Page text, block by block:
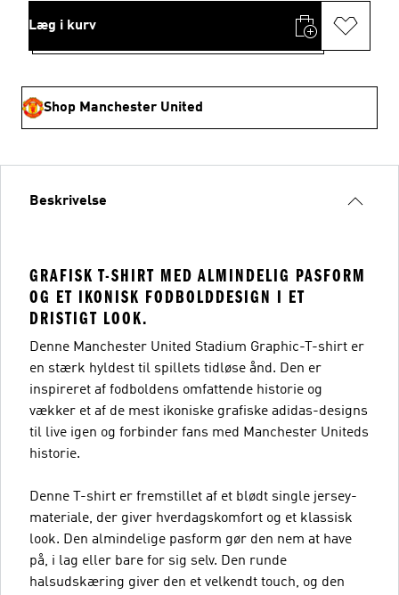
Læg i kurv
Shop Manchester United
Beskrivelse
GRAFISK T-SHIRT MED ALMINDELIG PASFORM
OG ET IKONISK FODBOLDDESIGN I ET
DRISTIGT LOOK.
Denne Manchester United Stadium Graphic-T-shirt er
en stærk hyldest til spillets tidløse ånd. Den er
inspireret af fodboldens omfattende historie og
vækker et af de mest ikoniske grafiske adidas-designs
til live igen og forbinder fans med Manchester Uniteds
historie.
Denne T-shirt er fremstillet af et blødt single jersey-
materiale, der giver hverdagskomfort og et klassisk
look. Den almindelige pasform gør den nem at have
på, i lag eller bare for sig selv. Den runde
halsudskæring giver den et velkendt touch, og den